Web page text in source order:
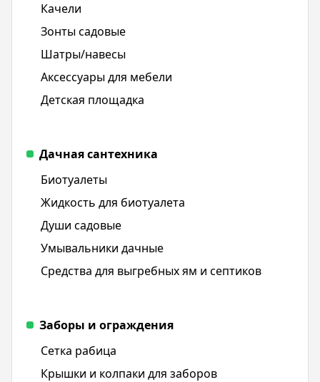
Качели
Зонты садовые
Шатры/навесы
Аксессуары для мебели
Детская площадка
Дачная сантехника
Биотуалеты
Жидкость для биотуалета
Души садовые
Умывальники дачные
Средства для выгребных ям и септиков
Заборы и ограждения
Сетка рабица
Крышки и колпаки для заборов